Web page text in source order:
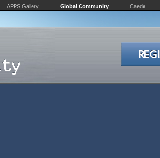
APPS Gallery Global Community Caede